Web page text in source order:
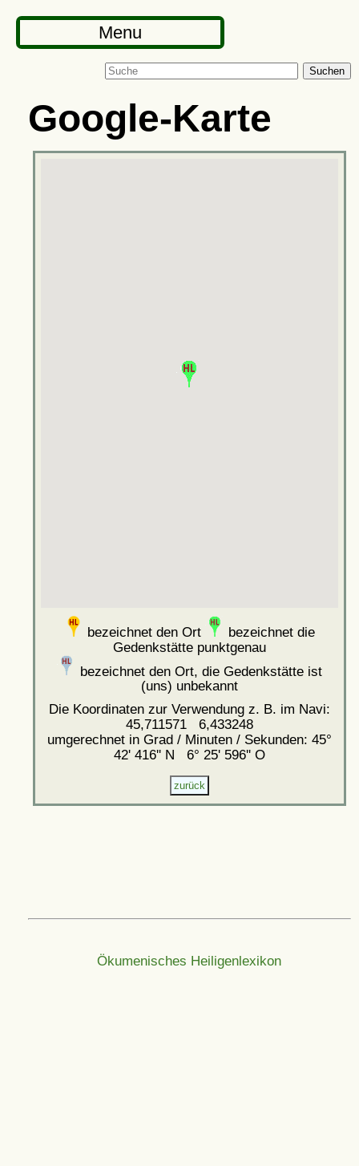
Menu
Suchen
Google-Karte
bezeichnet den Ort
bezeichnet die
Gedenkstätte punktgenau
bezeichnet den Ort, die Gedenkstätte ist
(uns) unbekannt
Die Koordinaten zur Verwendung z. B. im Navi:
45,711571 6,433248
umgerechnet in Grad / Minuten / Sekunden: 45°
42' 416'' N 6° 25' 596'' O
Ökumenisches Heiligenlexikon